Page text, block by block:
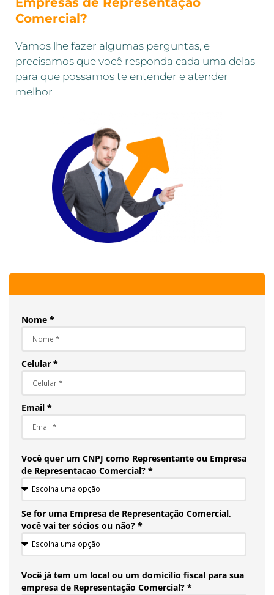
Comercial?
Vamos lhe fazer algumas perguntas, e
precisamos que você responda cada uma delas
para que possamos te entender e atender
melhor
Nome *
Celular *
Email *
Você quer um CNPJ como Representante ou Empresa
de Representacao Comercial? *
Se for uma Empresa de Representação Comercial,
você vai ter sócios ou não? *
Você já tem um local ou um domicílio fiscal para sua
empresa de Representação Comercial? *